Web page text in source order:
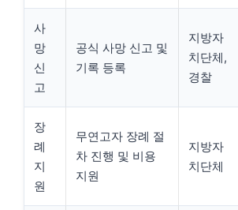
사
망
신
고
공식 사망 신고 및
기록 등록
지방자
치단체,
경찰
장
례
지
원
무연고자 장례 절
차 진행 및 비용
지원
지방자
치단체